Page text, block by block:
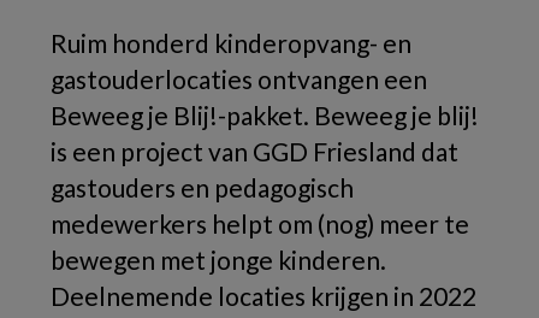
Ruim honderd kinderopvang- en
gastouderlocaties ontvangen een
Beweeg je Blij!-pakket. Beweeg je blij!
is een project van GGD Friesland dat
gastouders en pedagogisch
medewerkers helpt om (nog) meer te
bewegen met jonge kinderen.
Deelnemende locaties krijgen in 2022